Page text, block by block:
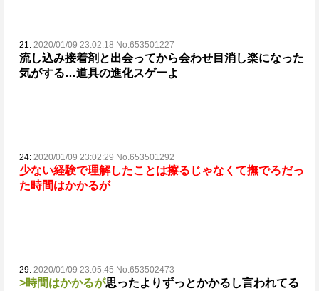
21: 2020/01/09 23:02:18 No.653501227
流し込み接着剤と出会ってから会わせ目消し楽になった
気がする…道具の進化スゲーよ
24: 2020/01/09 23:02:29 No.653501292
少ない経験で理解したことは擦るじゃなくて撫でろだっ
た時間はかかるが
29: 2020/01/09 23:05:45 No.653502473
>時間はかかるが思ったよりずっとかかるし言われてる